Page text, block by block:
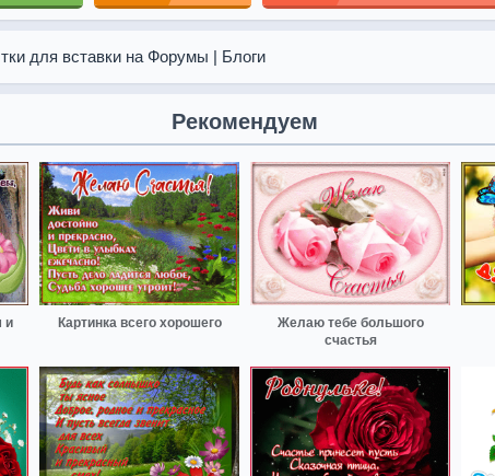
для вставки на Форумы | Блоги
Рекомендуем
и Картинка всего хорошего
Желаю тебе большого
счастья